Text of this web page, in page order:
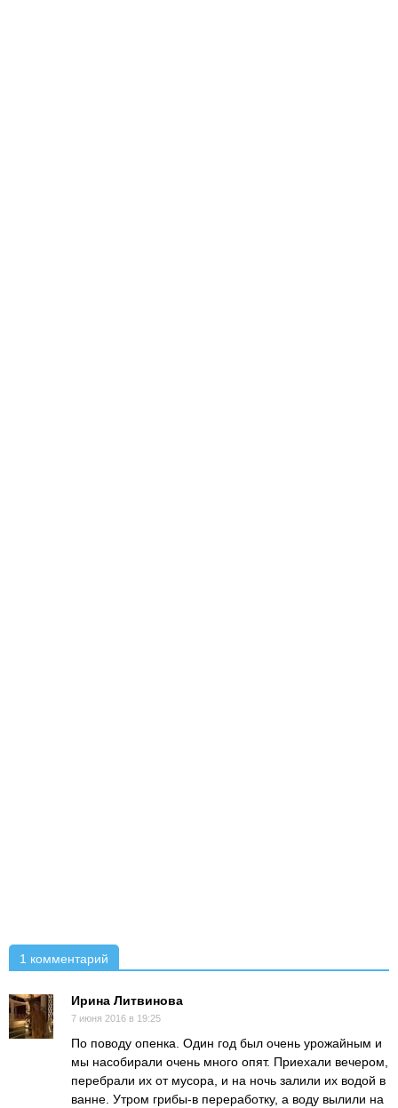
1 комментарий
Ирина Литвинова
7 июня 2016 в 19:25
По поводу опенка. Один год был очень урожайным и
мы насобирали очень много опят. Приехали вечером,
перебрали их от мусора, и на ночь залили их водой в
ванне. Утром грибы-в переработку, а воду вылили на